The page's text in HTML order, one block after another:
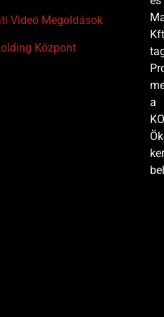
Videó Megoldások
Központ
a